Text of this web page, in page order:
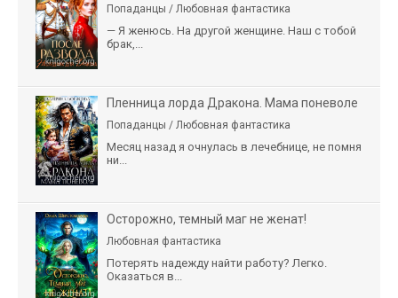
Попаданцы / Любовная фантастика
— Я женюсь. На другой женщине. Наш с тобой
брак,...
Пленница лорда Дракона. Мама поневоле
Попаданцы / Любовная фантастика
Месяц назад я очнулась в лечебнице, не помня
ни...
Осторожно, темный маг не женат!
Любовная фантастика
Потерять надежду найти работу? Легко.
Оказаться в...